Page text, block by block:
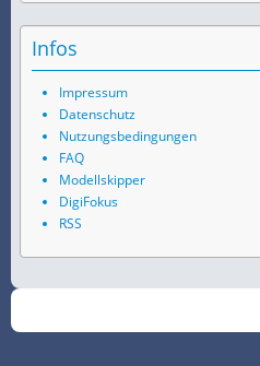
Infos
Impressum
Datenschutz
Nutzungsbedingungen
FAQ
Modellskipper
DigiFokus
RSS